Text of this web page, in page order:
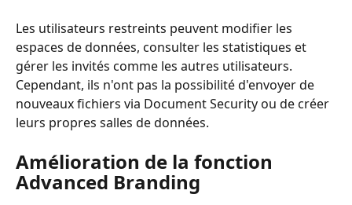
Les utilisateurs restreints peuvent modifier les
espaces de données, consulter les statistiques et
gérer les invités comme les autres utilisateurs.
Cependant, ils n'ont pas la possibilité d'envoyer de
nouveaux fichiers via Document Security ou de créer
leurs propres salles de données.
Amélioration de la fonction
Advanced Branding